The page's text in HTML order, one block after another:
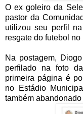
O ex goleiro da
pastor da
utilizou seu perfil
resgate do futebol
Na postagem,
perfilado na foto
primeira página é
no Estádio
também